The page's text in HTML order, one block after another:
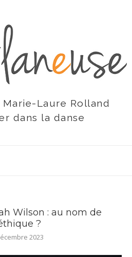
Laure Rolland
dans la danse
Wilson : au nom de
?
2023